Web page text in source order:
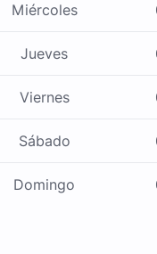
Miércoles
Jueves
Viernes
Sábado
Domingo